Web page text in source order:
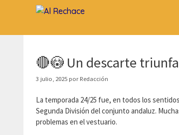
🔴😳 Un descarte
3 julio, 2025 porRedacción
La temporada 24/25 fue, en todos los
Segunda División del conjunto andaluz.
problemas en el vestuario.